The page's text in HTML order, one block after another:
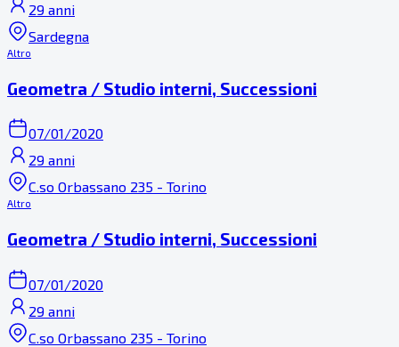
29 anni
Sardegna
Altro
Geometra / Studio interni, Successioni
07/01/2020
29 anni
C.so Orbassano 235 - Torino
Altro
Geometra / Studio interni, Successioni
07/01/2020
29 anni
C.so Orbassano 235 - Torino